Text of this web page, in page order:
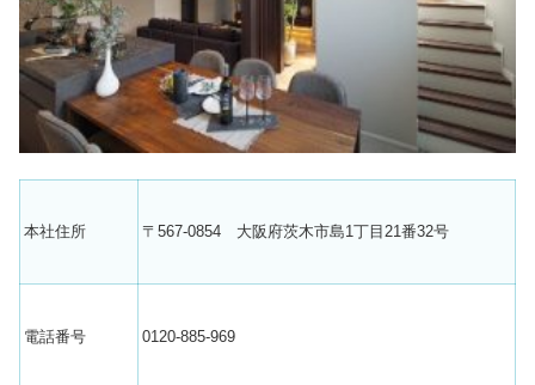
本社住所 〒567-0854 大阪府茨木市島1丁目21番32号
電話番号 0120-885-969